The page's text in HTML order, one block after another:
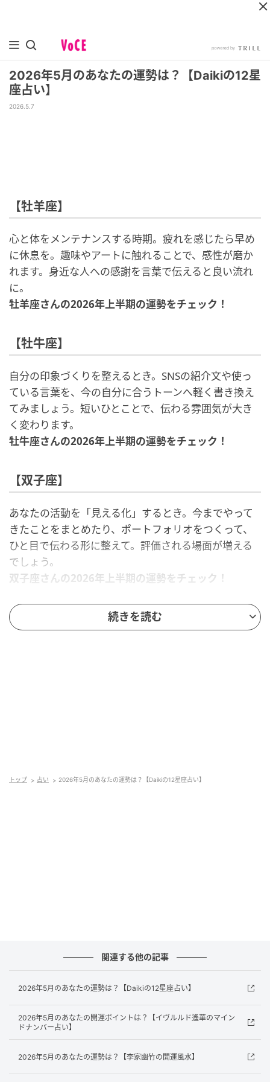
2026年5月のあなたの運勢は？【Daikiの12星
座占い】
2026.5.7
【牡羊座】
心と体をメンテナンスする時期。疲れを感じたら早め
に休息を。趣味やアートに触れることで、感性が磨か
れます。身近な人への感謝を言葉で伝えると良い流れ
に。
牡羊座さんの2026年上半期の運勢をチェック！
【牡牛座】
自分の印象づくりを整えるとき。SNSの紹介文や使っ
ている言葉を、今の自分に合うトーンへ軽く書き換え
てみましょう。短いひとことで、伝わる雰囲気が大き
く変わります。
牡牛座さんの2026年上半期の運勢をチェック！
【双子座】
あなたの活動を「見える化」するとき。今までやって
きたことをまとめたり、ポートフォリオをつくって、
ひと目で伝わる形に整えて。評価される場面が増える
でしょう。
双子座さんの2026年上半期の運勢をチェック！
【蟹座】
外見をリフレッシュするタイミング。髪のメンテナン
ると良いでしょう。将来への安心感が増していきま
す。
乙女座さんの2026年上半期の運勢をチェック！
【天秤座】
あなたの頑張りが形になっていく時期。過去の実績や
作品を一枚にまとめて整理すると、新たなチャンスが
続きを読む
トップ 占い 2026年5月のあなたの運勢は？【Daikiの12星座占い】
関連する他の記事
2026年5月のあなたの運勢は？【Daikiの12星座占い】
2026年5月のあなたの開運ポイントは？【イヴルルド遙華のマイン
ドナンバー占い】
2026年5月のあなたの運勢は？【李家幽竹の開運風水】